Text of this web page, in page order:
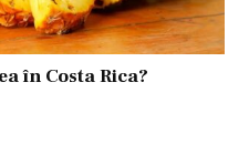
în Costa Rica?